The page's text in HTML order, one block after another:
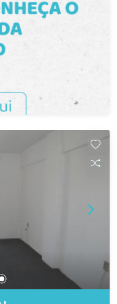
dia. Agende
sala
o seu negócio em
Centro de